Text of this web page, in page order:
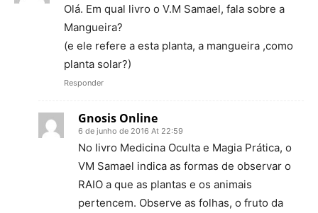
Olá. Em qual livro o V.M Samael, fala sobre a
Mangueira?
(e ele refere a esta planta, a mangueira ,como
planta solar?)
Responder
Gnosis Online
6 de junho de 2016 At 22:59
No livro Medicina Oculta e Magia Prática, o
VM Samael indica as formas de observar o
RAIO a que as plantas e os animais
pertencem. Observe as folhas, o fruto da